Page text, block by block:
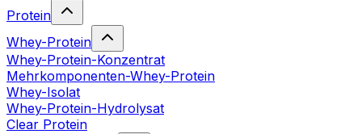
Protein
Whey-Protein
Whey-Protein-Konzentrat
Mehrkomponenten-Whey-Protein
Whey-Isolat
Whey-Protein-Hydrolysat
Clear Protein